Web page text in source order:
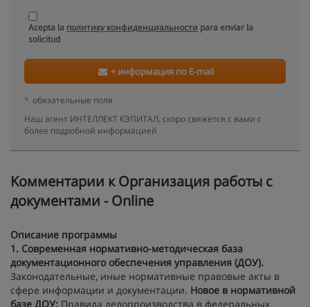
Acepta la политику конфиденциальности para enviar la
solicitud
+ информация по E-mail
* обязательные поля
Наш агент ИНТЕЛЛЕКТ КЭПИТАЛ, скоро свяжется с вами с
более подробной информацией
Kомментарии к Организация работы с
документами - Online
Описание программы
1. Современная нормативно-методическая база
документационного обеспечения управления (ДОУ).
Законодательные, иные нормативные правовые акты в
сфере информации и документации. Новое в нормативной
базе ДОУ: Правила делопроизводства в федеральных